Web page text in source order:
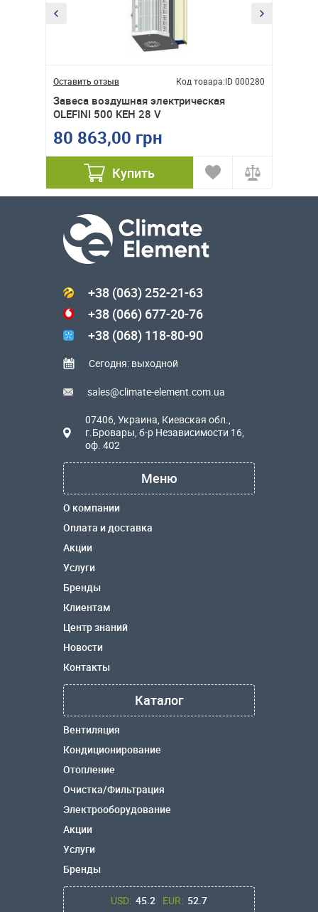
Оставить отзыв Код товара:ID 000280
Завеса воздушная электрическая
OLEFINI 500 KEH 28 V
80 863,00 грн
Купить
+38 (063) 252-21-63
+38 (066) 677-20-76
+38 (068) 118-80-90
Сегодня: выходной
sales@climate-element.com.ua
07406, Украина, Киевская обл.,
г.Бровары, б-р Независимости 16,
оф. 402
Меню
О компании
Оплата и доставка
Акции
Услуги
Бренды
Клиентам
Центр знаний
Новости
Контакты
Каталог
Вентиляция
Кондиционирование
Отопление
Очистка/Фильтрация
Электрооборудование
Акции
Услуги
Бренды
USD: 45.2 EUR: 52.7